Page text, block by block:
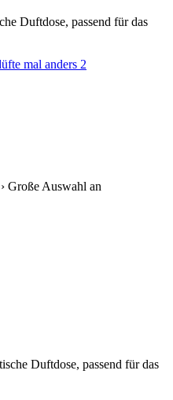
Duftdose, passend für das
Große Auswahl an
Duftdose, passend für das